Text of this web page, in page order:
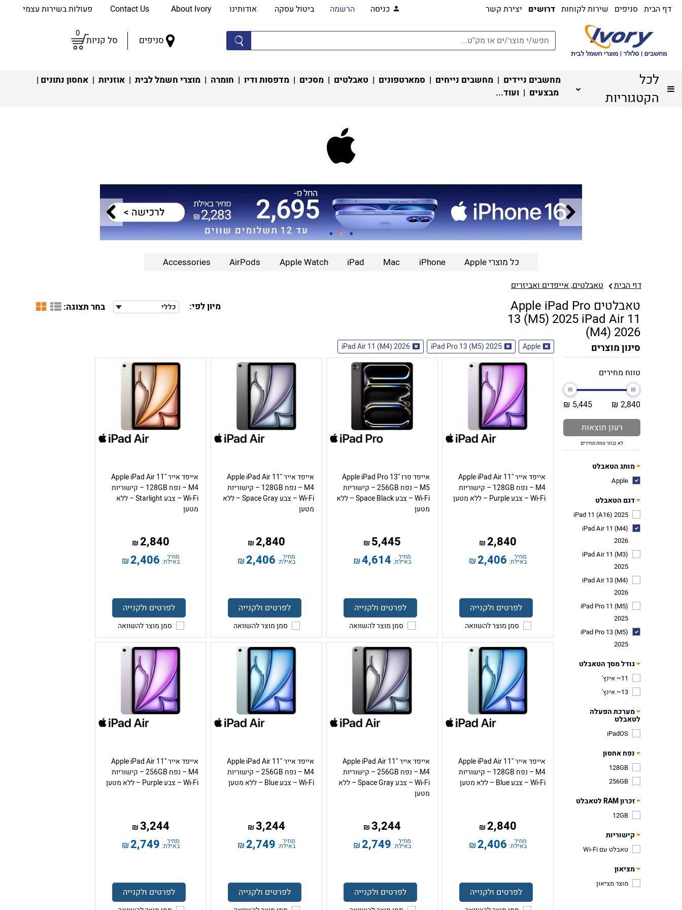
דף הבית סניפים שירות לקוחות דרושים יצירת קשר כניסה הרשמה ביטול עסקה אודותינו About Ivory פעולות בשירות עצמי
סניפים סל קניות
0
לכל
הקטגוריות
מחשבים ניידים | מחשבים נייחים | סמארטפונים | טאבלטים | מסכים | מדפסות ודיו | חומרה | מוצרי חשמל לבית | אוזניות | אחסון נתונים |
מבצעים | ועוד...
כל מוצרי Apple iPhone
Mac
iPad
Apple Watch
AirPods
Accessories
דף הבית טאבלטים, אייפדים ואביזרים
טאבלטים Apple iPad Pro
13 (M5) 2025 iPad Air 11
(M4) 2026
מיון לפי: כללי בחר תצוגה:
סינון מוצרים
טווח מחירים
2,840 ₪
5,445 ₪
רענן תוצאות
לא נבחר טווח מחירים
מותג הטאבלט
Apple
דגם הטאבלט
iPad 11 (A16) 2025
iPad Air 11 (M4)
2026
iPad Air 11 (M3)
2025
iPad Air 13 (M4)
2026
iPad Pro 11 (M5)
2025
iPad Pro 13 (M5)
2025
גודל מסך הטאבלט
11~ אינץ'
13~ אינץ'
מערכת הפעלה
לטאבלט
iPadOS
נפח אחסון
128GB
256GB
זכרון RAM לטאבלט
12GB
קישוריות
טאבלט עם Wi-Fi
מציאון
מוצר מציאון
Apple
iPad Pro 13 (M5) 2025
iPad Air 11 (M4) 2026
אייפד אייר Apple iPad Air 11''
M4 – נפח 128GB – קישוריות
Wi-Fi – צבע Purple – ללא מטען
2,840
₪
מחיר
באילת: 2,406
₪
לפרטים ולקנייה
סמן מוצר להשוואה
אייפד פרו Apple iPad Pro 13''
M5 – נפח 256GB – קישוריות
Wi-Fi – צבע Space Black – ללא
מטען
5,445
₪
מחיר
באילת: 4,614
₪
לפרטים ולקנייה
סמן מוצר להשוואה
אייפד אייר Apple iPad Air 11''
M4 – נפח 128GB – קישוריות
Wi-Fi – צבע Space Gray – ללא
מטען
2,840
₪
מחיר
באילת: 2,406
₪
לפרטים ולקנייה
סמן מוצר להשוואה
אייפד אייר Apple iPad Air 11''
M4 – נפח 128GB – קישוריות
Wi-Fi – צבע Starlight – ללא
מטען
2,840
₪
מחיר
באילת: 2,406
₪
לפרטים ולקנייה
סמן מוצר להשוואה
אייפד אייר Apple iPad Air 11''
M4 – נפח 128GB – קישוריות
Wi-Fi – צבע Blue – ללא מטען
2,840
₪
מחיר
באילת: 2,406
₪
לפרטים ולקנייה
אייפד אייר Apple iPad Air 11''
M4 – נפח 256GB – קישוריות
Wi-Fi – צבע Space Gray – ללא
מטען
3,244
₪
מחיר
באילת: 2,749
₪
לפרטים ולקנייה
אייפד אייר Apple iPad Air 11''
M4 – נפח 256GB – קישוריות
Wi-Fi – צבע Blue – ללא מטען
3,244
₪
מחיר
באילת: 2,749
₪
לפרטים ולקנייה
אייפד אייר Apple iPad Air 11''
M4 – נפח 256GB – קישוריות
Wi-Fi – צבע Purple – ללא מטען
3,244
₪
מחיר
באילת: 2,749
₪
לפרטים ולקנייה